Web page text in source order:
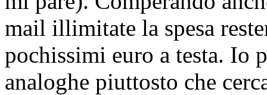
mail illimitate la spesa
pochissimi euro a testa. Io
analoghe piuttosto che